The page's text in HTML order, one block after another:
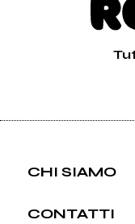
CHI SIAMO
CONTATTI